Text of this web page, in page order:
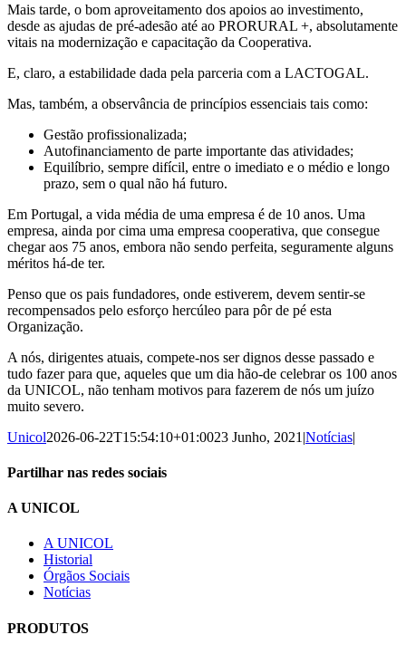
Mais tarde, o bom aproveitamento dos apoios ao investimento,
desde as ajudas de pré-adesão até ao PRORURAL +, absolutamente
vitais na modernização e capacitação da Cooperativa.
E, claro, a estabilidade dada pela parceria com a LACTOGAL.
Mas, também, a observância de princípios essenciais tais como:
Gestão profissionalizada;
Autofinanciamento de parte importante das atividades;
Equilíbrio, sempre difícil, entre o imediato e o médio e longo
prazo, sem o qual não há futuro.
Em Portugal, a vida média de uma empresa é de 10 anos. Uma
empresa, ainda por cima uma empresa cooperativa, que consegue
chegar aos 75 anos, embora não sendo perfeita, seguramente alguns
méritos há-de ter.
Penso que os pais fundadores, onde estiverem, devem sentir-se
recompensados pelo esforço hercúleo para pôr de pé esta
Organização.
A nós, dirigentes atuais, compete-nos ser dignos desse passado e
tudo fazer para que, aqueles que um dia hão-de celebrar os 100 anos
da UNICOL, não tenham motivos para fazerem de nós um juízo
muito severo.
Unicol2026-06-22T15:54:10+01:0023 Junho, 2021 |Notícias|
Partilhar nas redes sociais
Facebook
X
LinkedIn
WhatsApp
Email
publicado)
A UNICOL
A UNICOL
Historial
Órgãos Sociais
Notícias
PRODUTOS